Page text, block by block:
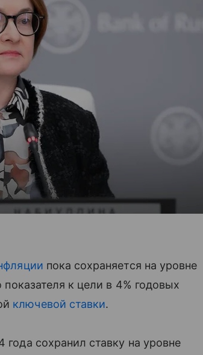
пока сохраняется на уровне
к цели в 4% годовых
ключевой ставки.
сохранил ставку на уровне